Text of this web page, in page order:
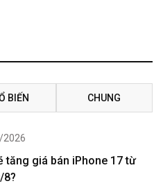
BIẾN CHUNG
tăng giá bán iPhone 17 từ
8?